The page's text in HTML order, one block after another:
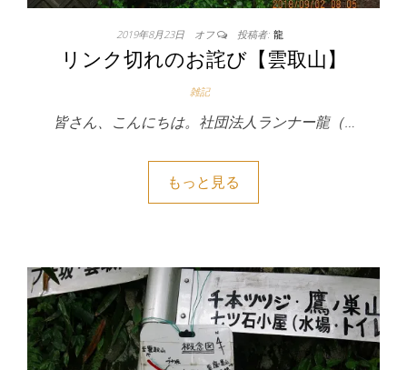
2019年8月23日 オフ 投稿者: 龍
リンク切れのお詫び【雲取山】
雑記
皆さん、こんにちは。社団法人ランナー龍（…
もっと見る